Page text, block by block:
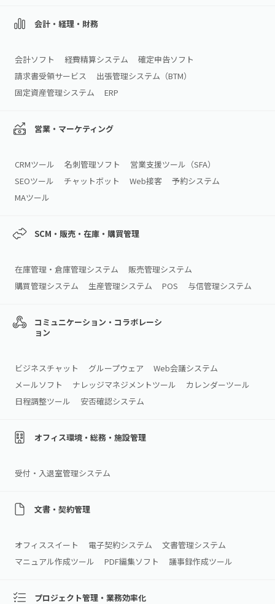
会計・経理・財務
会計ソフト 経費精算システム
確定申告ソフト
請求書受領サービス
出張管理システム（BTM）
固定資産管理システム
ERP
営業・マーケティング
CRMツール 名刺管理ソフト
営業支援ツール（SFA）
SEOツール
チャットボット Web接客
予約システム
MAツール
SCM・販売・在庫・購買管理
在庫管理・倉庫管理システム
販売管理システム
購買管理システム
生産管理システム POS 与信管理システム
コミュニケーション・コラボレーシ
ョン
ビジネスチャット グループウェア
Web会議システム
メールソフト
ナレッジマネジメントツール
カレンダーツール
日程調整ツール
安否確認システム
オフィス環境・総務・施設管理
受付・入退室管理システム
文書・契約管理
オフィススイート 電子契約システム
文書管理システム
マニュアル作成ツール
PDF編集ソフト 議事録作成ツール
プロジェクト管理・業務効率化